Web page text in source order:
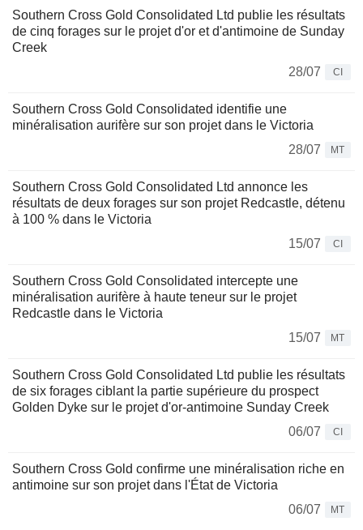
Southern Cross Gold Consolidated Ltd publie les résultats
de cinq forages sur le projet d'or et d'antimoine de Sunday
Creek
28/07
CI
Southern Cross Gold Consolidated identifie une
minéralisation aurifère sur son projet dans le Victoria
28/07
MT
Southern Cross Gold Consolidated Ltd annonce les
résultats de deux forages sur son projet Redcastle, détenu
à 100 % dans le Victoria
15/07
CI
Southern Cross Gold Consolidated intercepte une
minéralisation aurifère à haute teneur sur le projet
Redcastle dans le Victoria
15/07
MT
Southern Cross Gold Consolidated Ltd publie les résultats
de six forages ciblant la partie supérieure du prospect
Golden Dyke sur le projet d'or-antimoine Sunday Creek
06/07
CI
Southern Cross Gold confirme une minéralisation riche en
antimoine sur son projet dans l'État de Victoria
06/07
MT